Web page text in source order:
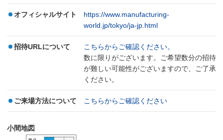
オフィシャルサイト
https://www.manufacturing-
world.jp/tokyo/ja-jp.html
招待URLについて
こちらからご確認ください。
数に限りがございます。ご希望数分の招待
が難しい可能性がございますので、ご了承
ください。
ご来場方法について こちらからご確認ください
小間地図